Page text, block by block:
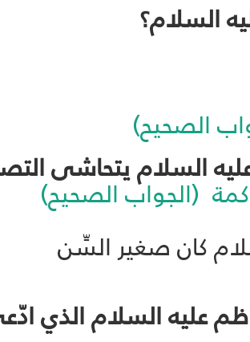
الصحيح)
(الجواب الصحيح)
كان صغير السِّن
عليه السلام الذي